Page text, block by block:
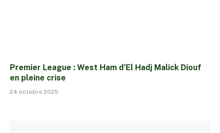
Premier League : West Ham d’El Hadj Malick Diouf
en pleine crise
24 octobre 2025